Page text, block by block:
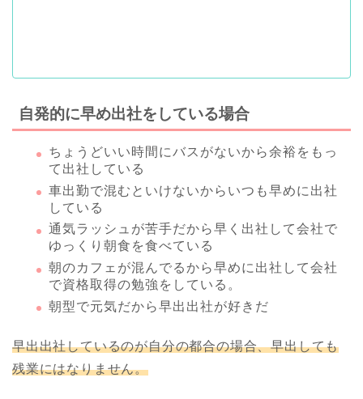
自発的に早め出社をしている場合
ちょうどいい時間にバスがないから余裕をもっ
て出社している
車出勤で混むといけないからいつも早めに出社
している
通気ラッシュが苦手だから早く出社して会社で
ゆっくり朝食を食べている
朝のカフェが混んでるから早めに出社して会社
で資格取得の勉強をしている。
朝型で元気だから早出出社が好きだ
早出出社しているのが自分の都合の場合、早出しても
残業にはなりません。